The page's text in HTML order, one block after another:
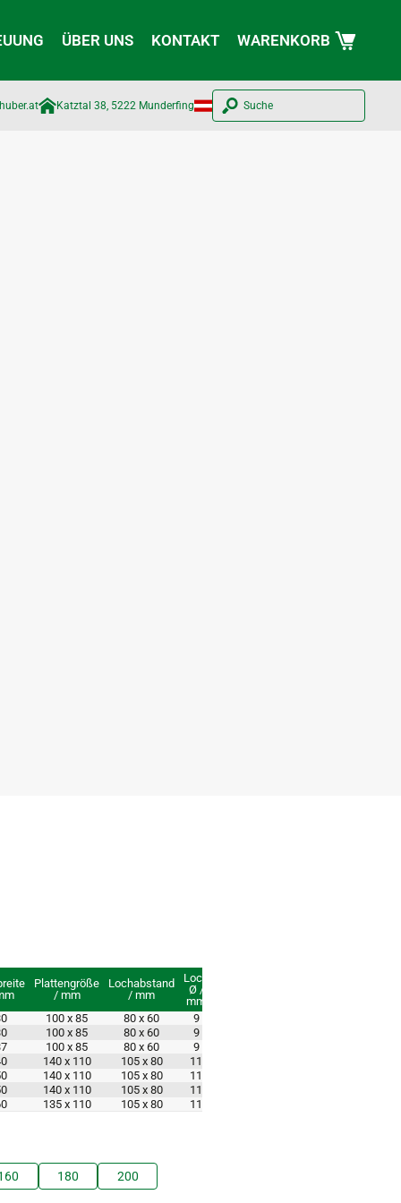
ÜBER UNS KONTAKT WARENKORB
Katztal 38, 5222 Munderfing Suche
Plattengröße
/ mm
Lochabstand
/ mm
Loch
Ø /
mm
100 x 85 80 x 60
9
100 x 85 80 x 60
9
100 x 85 80 x 60
9
140 x 110 105 x 80
11
140 x 110 105 x 80
11
140 x 110 105 x 80
11
135 x 110 105 x 80 11
180
200